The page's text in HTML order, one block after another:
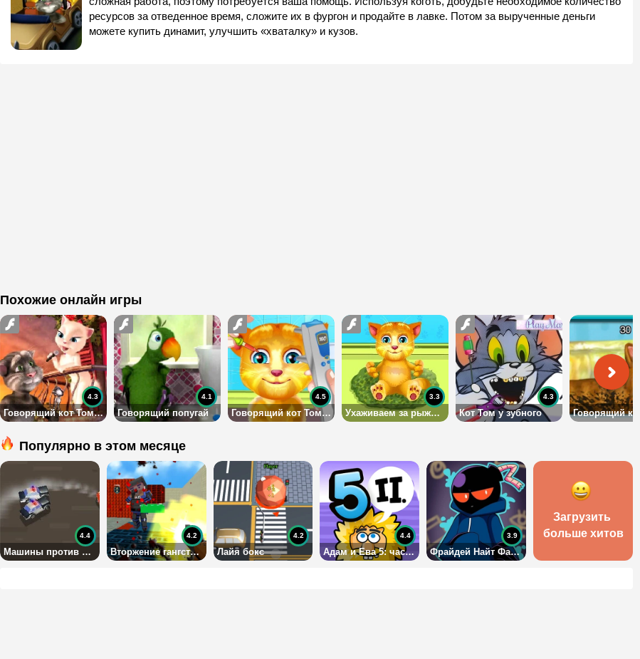
ресурсов за отведенное время, сложите их в фургон и продайте в лавке. Потом за вырученные деньги
можете купить динамит, улучшить «хваталку» и кузов.
Похожие онлайн игры
Говорящий кот Том: Признание в любви
4.3
Говорящий попугай
4.1
Говорящий кот Том у глазного
4.5
Ухаживаем за рыжиком
3.3
Кот Том у зубного
4.3
Популярно в этом месяце
Машины против полиции
4.4
Вторжение гангстеров в мир Майнкрафта
4.2
Лайя бокс
4.2
Адам и Ева 5: часть 2
4.4
Фрайдей Найт Фанкин: Уитти
3.9
Загрузить
больше хитов